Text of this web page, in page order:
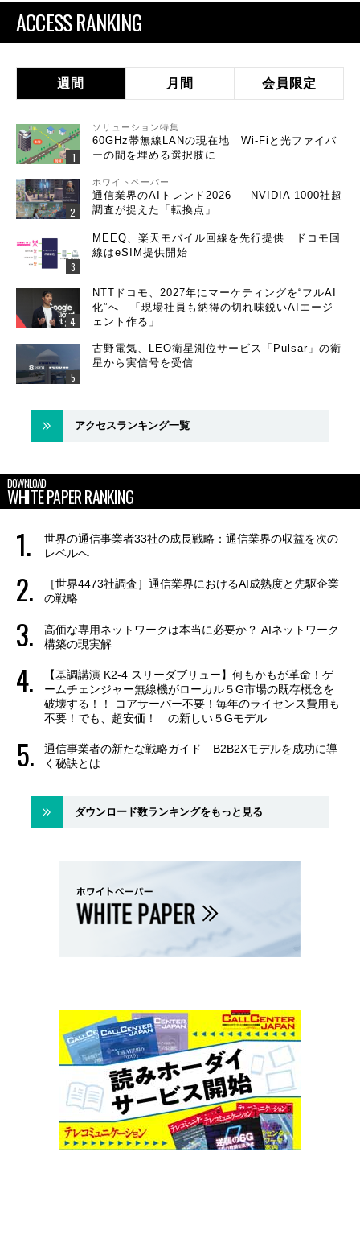
ACCESS RANKING
週間 月間 会員限定
ソリューション特集
60GHz帯無線LANの現在地 Wi-Fiと光ファイバ
ーの間を埋める選択肢に
ホワイトペーパー
通信業界のAIトレンド2026 ― NVIDIA 1000社超
調査が捉えた「転換点」
MEEQ、楽天モバイル回線を先行提供 ドコモ回
線はeSIM提供開始
NTTドコモ、2027年にマーケティングを“フルAI
化”へ 「現場社員も納得の切れ味鋭いAIエージ
ェント作る」
古野電気、LEO衛星測位サービス「Pulsar」の衛
星から実信号を受信
アクセスランキング一覧
DOWNLOAD
WHITE PAPER RANKING
世界の通信事業者33社の成長戦略：通信業界の収益を次の
レベルへ
［世界4473社調査］通信業界におけるAI成熟度と先駆企業
の戦略
高価な専用ネットワークは本当に必要か？ AIネットワーク
構築の現実解
【基調講演 K2-4 スリーダブリュー】何もかもが革命！ゲ
ームチェンジャー無線機がローカル５G市場の既存概念を
破壊する！！ コアサーバー不要！毎年のライセンス費用も
不要！でも、超安価！ の新しい５Gモデル
通信事業者の新たな戦略ガイド B2B2Xモデルを成功に導
く秘訣とは
ダウンロード数ランキングをもっと見る